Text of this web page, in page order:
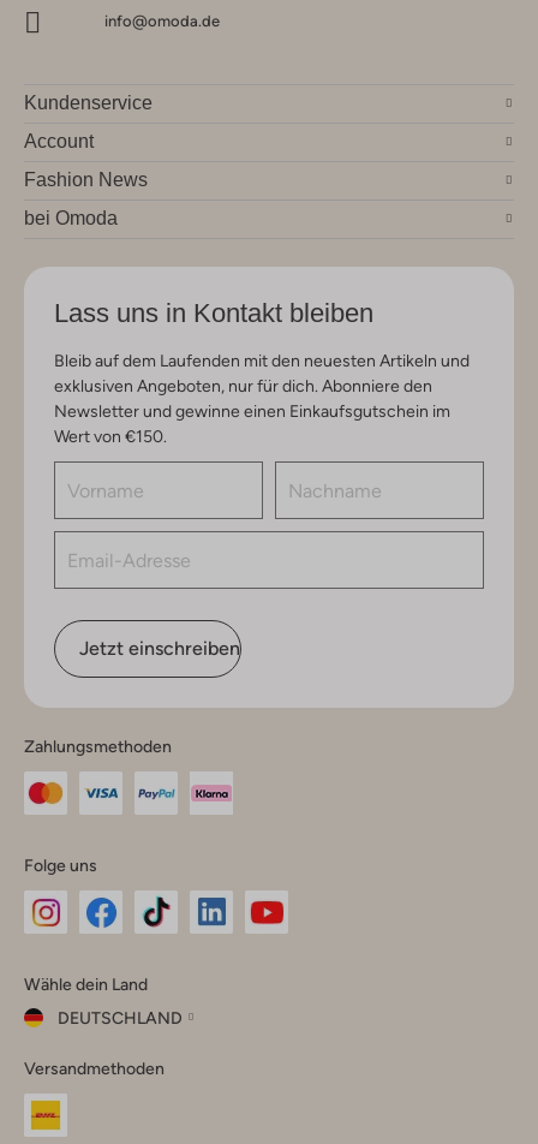
info@omoda.de
Kundenservice
Account
Fashion News
bei Omoda
Lass uns in Kontakt bleiben
Bleib auf dem Laufenden mit den neuesten Artikeln und
exklusiven Angeboten, nur für dich. Abonniere den
Newsletter und gewinne einen Einkaufsgutschein im
Wert von €150.
Jetzt einschreiben
Zahlungsmethoden
Folge uns
Instagram
Facebook
TikTok
Wähle dein Land
DEUTSCHLAND
dein
Land
Versandmethoden